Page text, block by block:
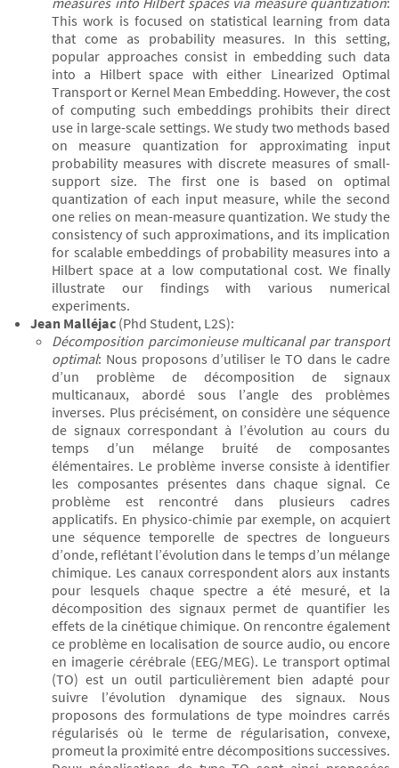
This work is focused on statistical learning from data
that come as probability measures. In this setting,
popular approaches consist in embedding such data
into a Hilbert space with either Linearized Optimal
Transport or Kernel Mean Embedding. However, the cost
of computing such embeddings prohibits their direct
use in large-scale settings. We study two methods based
on measure quantization for approximating input
probability measures with discrete measures of small-
support size. The first one is based on optimal
quantization of each input measure, while the second
one relies on mean-measure quantization. We study the
consistency of such approximations, and its implication
for scalable embeddings of probability measures into a
Hilbert space at a low computational cost. We finally
illustrate our findings with various numerical
experiments.
Jean Malléjac (Phd Student, L2S):
Décomposition parcimonieuse multicanal par transport
optimal: Nous proposons d’utiliser le TO dans le cadre
d’un problème de décomposition de signaux
multicanaux, abordé sous l’angle des problèmes
inverses. Plus précisément, on considère une séquence
de signaux correspondant à l’évolution au cours du
temps d’un mélange bruité de composantes
élémentaires. Le problème inverse consiste à identifier
les composantes présentes dans chaque signal. Ce
problème est rencontré dans plusieurs cadres
applicatifs. En physico-chimie par exemple, on acquiert
une séquence temporelle de spectres de longueurs
d’onde, reflétant l’évolution dans le temps d’un mélange
chimique. Les canaux correspondent alors aux instants
pour lesquels chaque spectre a été mesuré, et la
décomposition des signaux permet de quantifier les
effets de la cinétique chimique. On rencontre également
ce problème en localisation de source audio, ou encore
en imagerie cérébrale (EEG/MEG). Le transport optimal
(TO) est un outil particulièrement bien adapté pour
suivre l’évolution dynamique des signaux. Nous
proposons des formulations de type moindres carrés
régularisés où le terme de régularisation, convexe,
promeut la proximité entre décompositions successives.